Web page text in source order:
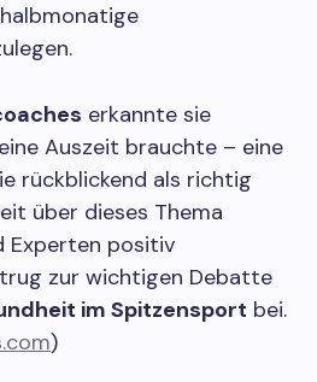
erkannte sie
Auszeit brauchte – eine
rückblickend als richtig
über dieses Thema
Experten positiv
zur wichtigen Debatte
im Spitzensport bei.
)